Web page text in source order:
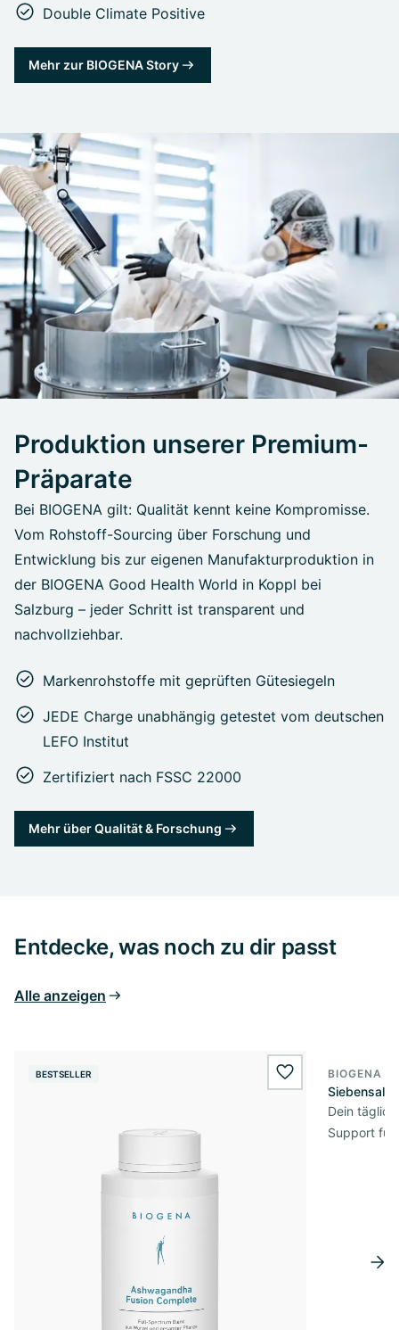
Double Climate Positive
Mehr zur BIOGENA Story
Produktion unserer Premium-
Präparate
Bei BIOGENA gilt: Qualität kennt keine Kompromisse.
Vom Rohstoff-Sourcing über Forschung und
Entwicklung bis zur eigenen Manufakturproduktion in
der BIOGENA Good Health World in Koppl bei
Salzburg – jeder Schritt ist transparent und
nachvollziehbar.
Markenrohstoffe mit geprüften Gütesiegeln
JEDE Charge unabhängig getestet vom deutschen
LEFO Institut
Zertifiziert nach FSSC 22000
Mehr über Qualität & Forschung
Entdecke, was noch zu dir passt
Alle anzeigen
BESTSELLER wishlist.add
BIOGENA
Dein
Support für